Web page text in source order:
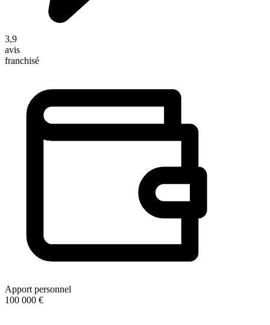
3,9
avis
franchisé
Apport personnel
100 000 €